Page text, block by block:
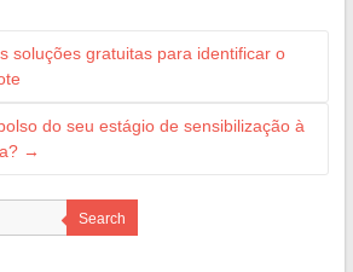
soluções gratuitas para identificar o
do seu estágio de sensibilização à
→
Search